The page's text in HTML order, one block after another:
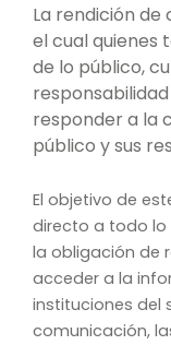
La rendición
el cual quienes
de lo público,
responder a la
público y sus
El objetivo de
directo a todo lo
la obligación de
acceder a la
instituciones del
comunicación,